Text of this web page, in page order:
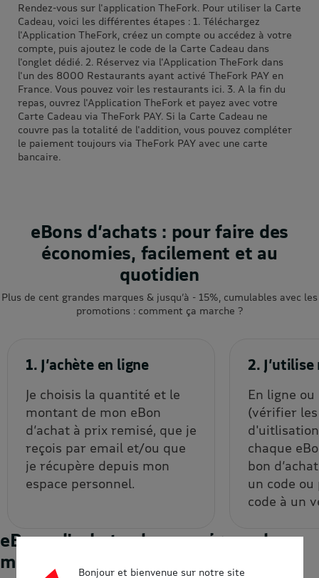
Rendez-vous sur l'application TheFork. Pour utiliser la Carte
Cadeau, voici les différentes étapes : 1. Téléchargez
l'Application TheFork, créez un compte ou accédez à votre
compte, puis ajoutez le code de la Carte Cadeau dans
l'onglet dédié. 2. Réservez via l'Application TheFork dans
l'un des 8000 Restaurants ayant activé TheFork PAY en
France. Vous pouvez voir les restaurants ici. 3. A la fin du
repas, ouvrez l'Application TheFork et payez avec votre
Carte Cadeau via TheFork PAY. Si la Carte Cadeau ne
couvre pas la totalité de l'addition, vous pouvez compléter
le paiement toujours via TheFork PAY avec une carte
bancaire.
eBons d’achats : pour faire des
économies, facilement et au
quotidien
Plus de cent grandes marques & jusqu’à - 15%, cumulables avec les
promotions : comment ça marche ?
1. J’achète en ligne
Je choisis la quantité et le
montant de mon eBon
d’achat à prix remisé, que je
reçois par email et/ou que
je récupère depuis mon
espace personnel.
2.
En ligne
(vérifier
chaque
bon
un code
code à un
eBons d'achats : les enseignes du
moment
Bonjour et bienvenue sur notre site